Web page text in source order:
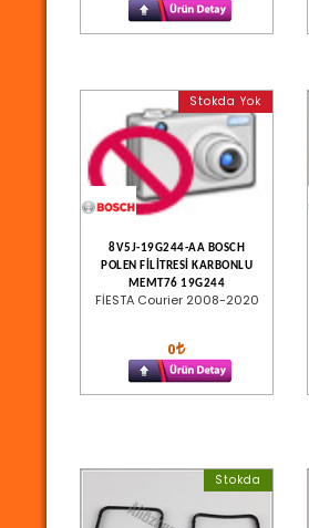
Stokda Yok
8V5J-19G244-AA BOSCH
POLEN FİLİTRESİ KARBONLU
MEMT76 19G244
FİESTA Courier 2008-2020
0
Stokda